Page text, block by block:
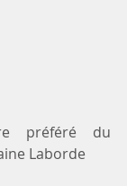
préféré du
Laborde